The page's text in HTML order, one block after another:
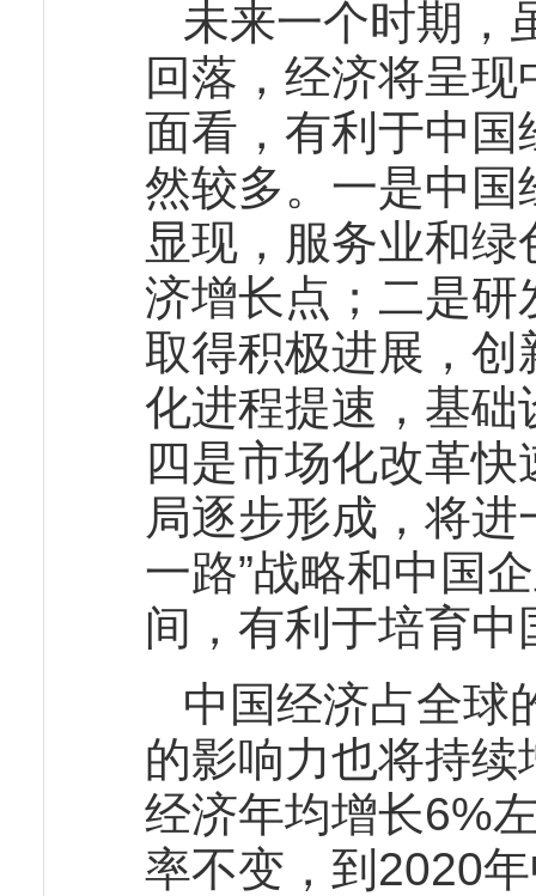
未来一个时期，
回落，经济将呈
面看，有利于中
然较多。一是中
显现，服务业和
济增长点；二是
取得积极进展，
化进程提速，基
四是市场化改革
局逐步形成，将
一路”战略和中国
间，有利于培育中
中国经济占全球
的影响力也将持
经济年均增长6%
率不变，到2020